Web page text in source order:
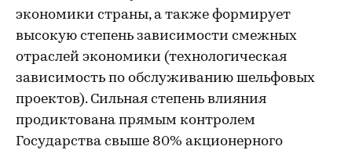
экономики страны, а также формирует
высокую степень зависимости смежных
отраслей экономики (технологическая
зависимость по обслуживанию шельфовых
проектов). Сильная степень влияния
продиктована прямым контролем
Государства свыше 80% акционерного